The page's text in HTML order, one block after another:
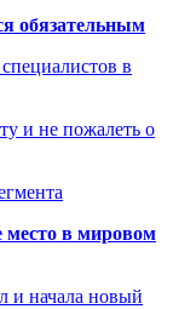
обязательным
в
и не пожалеть о
в мировом
и начала новый